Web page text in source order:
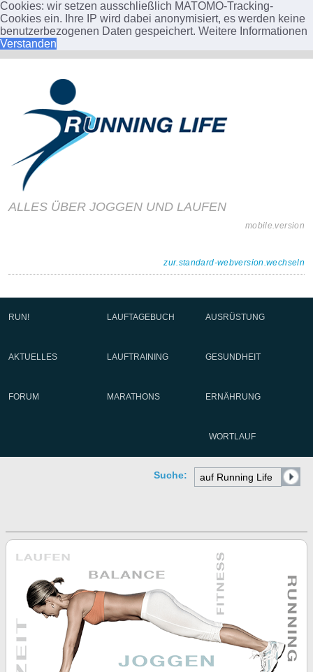
Cookies: wir setzen ausschließlich MATOMO-Tracking-
Cookies ein. Ihre IP wird dabei anonymisiert, es werden keine
benutzerbezogenen Daten gespeichert. Weitere Informationen
Verstanden
ALLES ÜBER JOGGEN UND LAUFEN
mobile.version
zur.standard-webversion.wechseln
RUN! LAUFTAGEBUCH AUSRÜSTUNG
AKTUELLES LAUFTRAINING GESUNDHEIT
FORUM MARATHONS ERNÄHRUNG
WORTLAUF
Suche: